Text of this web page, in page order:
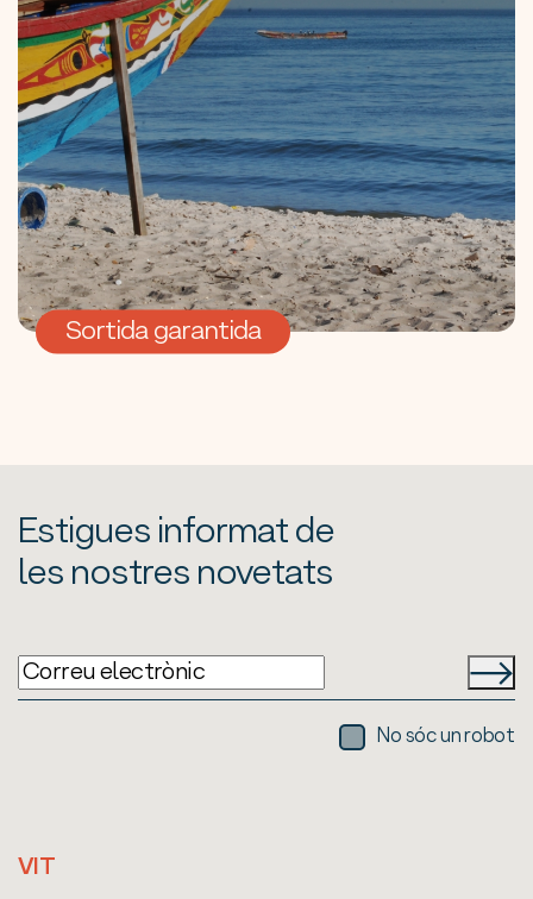
Sortida garantida
Estigues informat de
les nostres novetats
No sóc un robot
VIT